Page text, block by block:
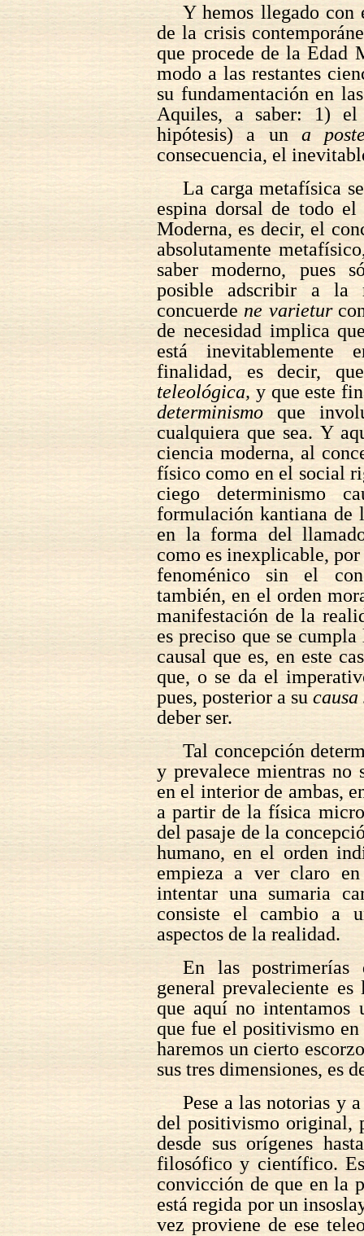
Y hemos llegado con
de la crisis
que procede de la Edad
modo a las restantes
su fundamentación en
Aquiles, a saber: 1)
hipótesis) a un a
consecuencia, el
La carga metafísica
espina dorsal de todo
Moderna, es decir, el
absolutamente
saber moderno, pues
posible adscribir a la
concuerde ne varietur
de necesidad implica
está inevitablemente
finalidad, es decir,
teleológica, y que este
determinismo que
cualquiera que sea. Y
ciencia moderna, al
físico como en el social
ciego determinismo
formulación kantiana de
en la forma del
como es inexplicable,
fenoménico sin el
también, en el orden
manifestación de la
es preciso que se
causal que es, en este
que, o se da el
pues, posterior a sucausa
deber ser.
Tal concepción
y prevalece mientras no
en el interior de ambas,
a partir de la física
del pasaje de la
humano, en el orden
empieza a ver claro
intentar una sumaria
consiste el cambio a
aspectos de la realidad.
En las
general prevaleciente
que aquí no intentamos
que fue el positivismo en
haremos un cierto
sus tres dimensiones, es
Pese a las notorias y
del positivismo original,
desde sus orígenes
filosófico y científico.
convicción de que en la
está regida por un
vez proviene de ese